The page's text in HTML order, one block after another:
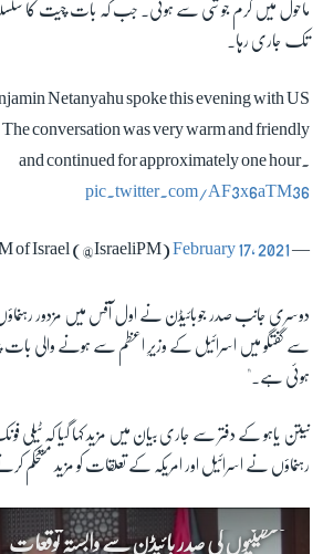
ماحول میں گرم جوشی سے ہوئی۔ جب کہ بات چیت کا
تک جاری رہا۔
Netanyahu spoke this evening with US
. The conversation was very warm and friendly
and continued for approximately one hour.
pic.twitter.com/AF3x6aTM36
— PM of Israel (@IsraeliPM)
February 17, 2021
دوسری جانب صدر جوبائیڈن نے اول آفس میں مزدور
سے گفتگو میں اسرائیل کے وزیرِ اعظم سے ہونے والی بات
ہوئی ہے۔"
نیتن یاہو کے دفتر سے جاری بیان میں مزید کہا گیا کہ ٹیلی
رہنماؤں نے اسرائیل اور امریکہ کے تعلقات کو مزید مستحکم
فلسطینیوں کی صدر بائیڈن سے وابستہ توقعات